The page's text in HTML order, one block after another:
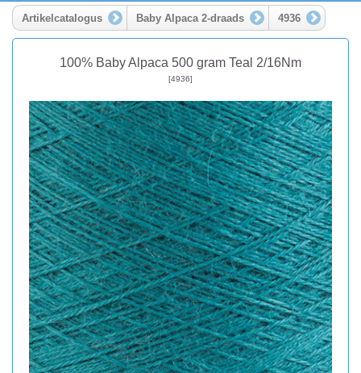
Artikelcatalogus Baby Alpaca 2-draads 4936
100% Baby Alpaca 500 gram Teal 2/16Nm
[4936]